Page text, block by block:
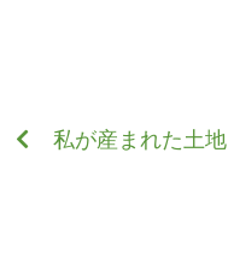
私が産まれた土地